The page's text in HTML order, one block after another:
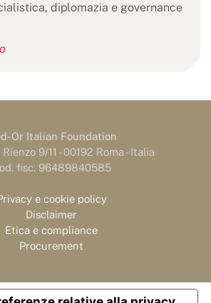
diplomazia e governance
Or Italian Foundation
9/11 - 00192 Roma - Italia
fisc. 96489840585
e cookie policy
Disclaimer
Etica e compliance
Procurement